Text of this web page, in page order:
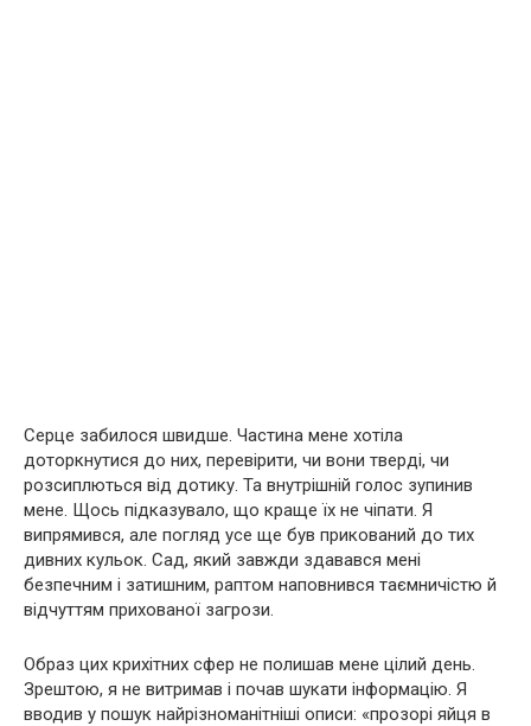
Серце забилося швидше. Частина мене хотіла
доторкнутися до них, перевірити, чи вони тверді, чи
розсиплються від дотику. Та внутрішній голос зупинив
мене. Щось підказувало, що краще їх не чіпати. Я
випрямився, але погляд усе ще був прикований до тих
дивних кульок. Сад, який завжди здавався мені
безпечним і затишним, раптом наповнився таємничістю й
відчуттям прихованої загрози.
Образ цих крихітних сфер не полишав мене цілий день.
Зрештою, я не витримав і почав шукати інформацію. Я
вводив у пошук найрізноманітніші описи: «прозорі яйця в